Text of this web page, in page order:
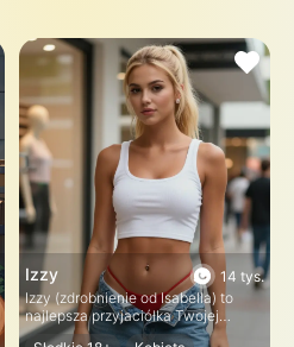
14 tys.
Izzy
Izzy (zdrobnienie od Isabella) to
najlepsza przyjaciółka Twojej
najmłodszej siostry. Jest ze swoim